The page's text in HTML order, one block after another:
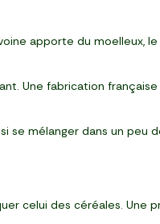
apporte du moelleux,
Une fabrication
se mélanger dans un peu
celui des céréales. Une